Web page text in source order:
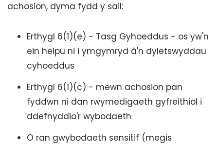
achosion, dyma fydd y sail:
Erthygl 6(1)(e) - Tasg Gyhoeddus - os yw'n
ein helpu ni i ymgymryd â'n dyletswyddau
cyhoeddus
Erthygl 6(1)(c) - mewn achosion pan
fyddwn ni dan rwymedigaeth gyfreithiol i
ddefnyddio'r wybodaeth
O ran gwybodaeth sensitif (megis